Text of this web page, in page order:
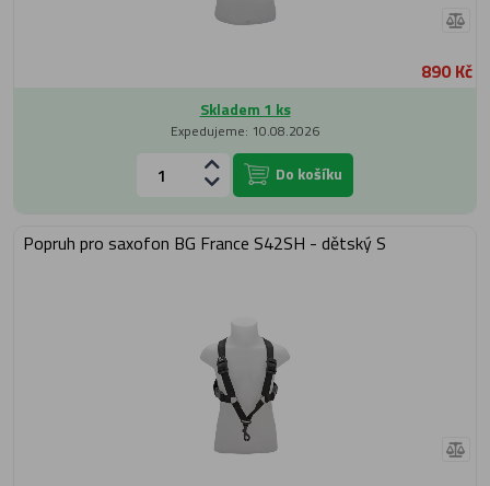
890 Kč
Skladem 1 ks
Expedujeme: 10.08.2026
Do košíku
Popruh pro saxofon BG France S42SH - dětský S